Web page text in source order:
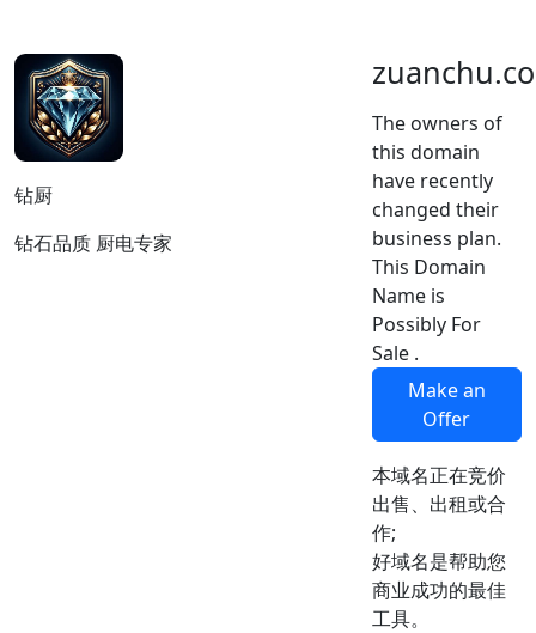
钻厨
钻石品质 厨电专家
The owners of
this domain
have recently
changed their
business plan.
This Domain
Name is
Possibly For
Sale .
Make an
Offer
本域名正在竞价
出售、出租或合
作;
好域名是帮助您
商业成功的最佳
工具。